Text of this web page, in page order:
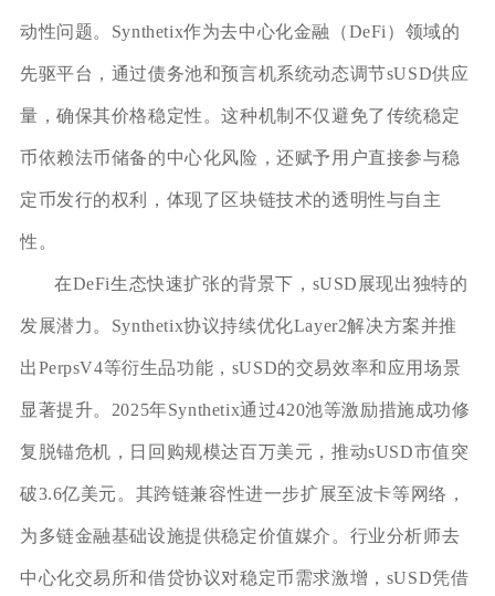
动性问题。Synthetix作为去中心化金融（DeFi）领域的
先驱平台，通过债务池和预言机系统动态调节sUSD供应
量，确保其价格稳定性。这种机制不仅避免了传统稳定
币依赖法币储备的中心化风险，还赋予用户直接参与稳
定币发行的权利，体现了区块链技术的透明性与自主
性。
在DeFi生态快速扩张的背景下，sUSD展现出独特的
发展潜力。Synthetix协议持续优化Layer2解决方案并推
出PerpsV4等衍生品功能，sUSD的交易效率和应用场景
显著提升。2025年Synthetix通过420池等激励措施成功修
复脱锚危机，日回购规模达百万美元，推动sUSD市值突
破3.6亿美元。其跨链兼容性进一步扩展至波卡等网络，
为多链金融基础设施提供稳定价值媒介。行业分析师去
中心化交易所和借贷协议对稳定币需求激增，sUSD凭借